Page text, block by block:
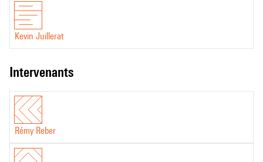
résonante et étouffée,
brillante et rugueuse
sons captifs, infiltrés, échappés,
Kevin Juillerat
intervenants
Rémy Reber